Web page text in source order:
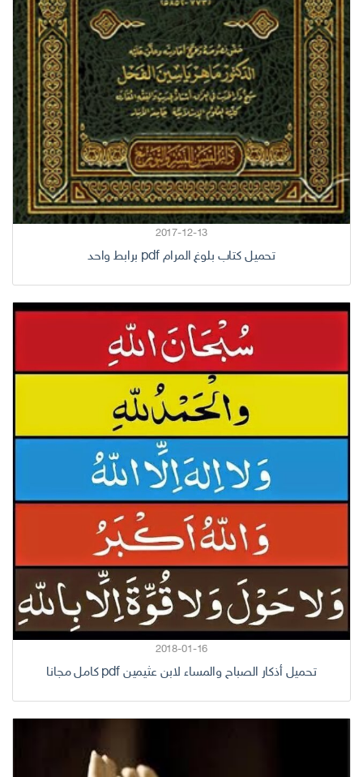
2017-12-13
تحميل كتاب بلوغ المرام pdf برابط واحد
2018-01-16
تحميل أذكار الصباح والمساء لابن عثيمين pdf كامل مجانا